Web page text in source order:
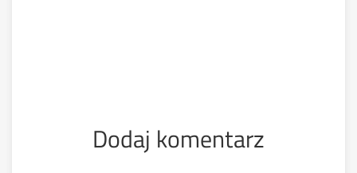
Dodaj komentarz